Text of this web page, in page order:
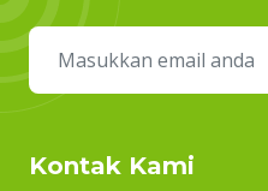
Kontak Kami